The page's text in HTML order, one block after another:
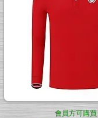
會員方可購買